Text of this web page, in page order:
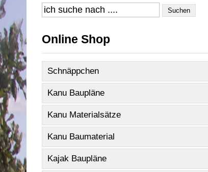
Suchen
Online Shop
Schnäppchen
Kanu Baupläne
Kanu Materialsätze
Kanu Baumaterial
Kajak Baupläne